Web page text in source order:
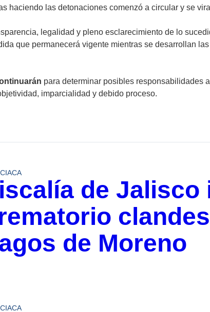
haciendo las detonaciones comenzó a circular y se
legalidad y pleno esclarecimiento de lo
que permanecerá vigente mientras se desarrollan
para determinar posibles responsabilidades
imparcialidad y debido proceso.
de
de Moreno